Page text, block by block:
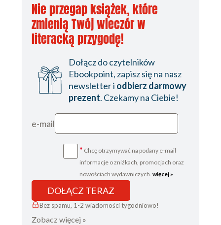
Nie przegap książek, które
zmienią Twój wieczór w
literacką przygodę!
Dołącz do czytelników
Ebookpoint, zapisz się na nasz
newsletter i odbierz darmowy
prezent. Czekamy na Ciebie!
e-mail
* Chcę otrzymywać na podany e-mail
informacje o zniżkach, promocjach oraz
nowościach wydawniczych. więcej »
DOŁĄCZ TERAZ
Bez spamu, 1-2 wiadomości tygodniowo!
Zobacz więcej »